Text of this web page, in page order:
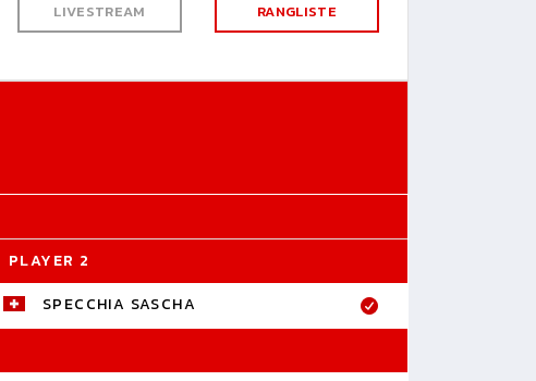
LIVESTREAM RANGLISTE
PLAYER 2
SPECCHIA SASCHA